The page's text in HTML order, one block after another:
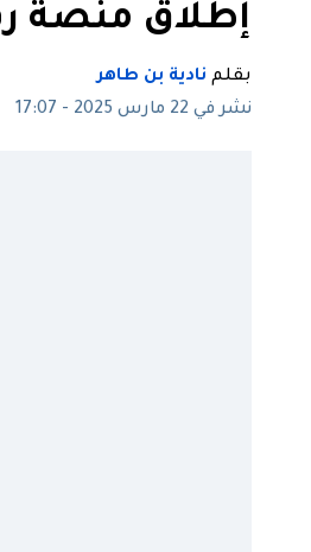
إطلاق منصة
بقلم نادية بن طاهر
نشر في 22 مارس 2025 - 17:07